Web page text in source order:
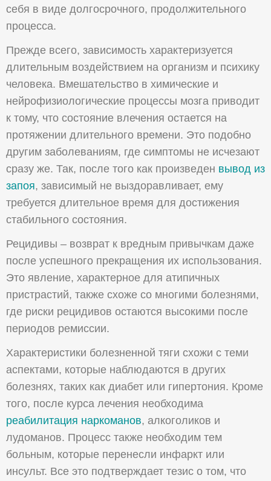
себя в виде долгосрочного, продолжительного
процесса.
Прежде всего, зависимость характеризуется
длительным воздействием на организм и психику
человека. Вмешательство в химические и
нейрофизиологические процессы мозга приводит
к тому, что состояние влечения остается на
протяжении длительного времени. Это подобно
другим заболеваниям, где симптомы не исчезают
сразу же. Так, после того как произведен вывод из
запоя, зависимый не выздоравливает, ему
требуется длительное время для достижения
стабильного состояния.
Рецидивы – возврат к вредным привычкам даже
после успешного прекращения их использования.
Это явление, характерное для атипичных
пристрастий, также схоже со многими болезнями,
где риски рецидивов остаются высокими после
периодов ремиссии.
Характеристики болезненной тяги схожи с теми
аспектами, которые наблюдаются в других
болезнях, таких как диабет или гипертония. Кроме
того, после курса лечения необходима
реабилитация наркоманов, алкоголиков и
лудоманов. Процесс также необходим тем
больным, которые перенесли инфаркт или
инсульт. Все это подтверждает тезис о том, что